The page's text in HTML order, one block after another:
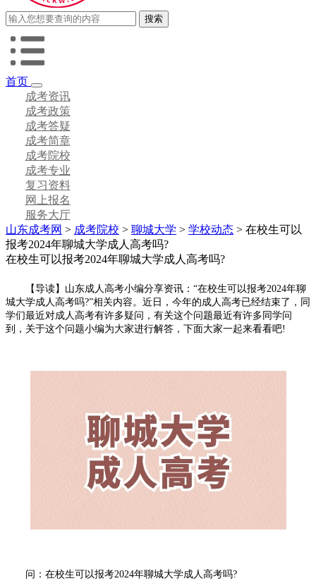
首页
成考资讯
成考政策
成考答疑
成考简章
成考院校
成考专业
复习资料
网上报名
服务大厅
山东成考网 > 成考院校 > 聊城大学 > 学校动态 > 在校生可以
报考2024年聊城大学成人高考吗?
在校生可以报考2024年聊城大学成人高考吗?
【导读】山东成人高考小编分享资讯：“在校生可以报考2024年聊
城大学成人高考吗?”相关内容。 近日，今年的成人高考已经结束了，同
学们最近对成人高考有许多疑问，有关这个问题最近有许多同学问
到，关于这个问题小编为大家进行解答，下面大家一起来看看吧!
问：在校生可以报考2024年聊城大学成人高考吗?